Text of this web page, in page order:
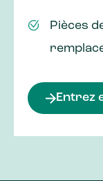
Pièces
Entrez